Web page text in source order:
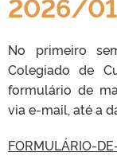
No primeiro
Colegiado de
formulário de
via e-mail, até a
FORMULÁRIO-